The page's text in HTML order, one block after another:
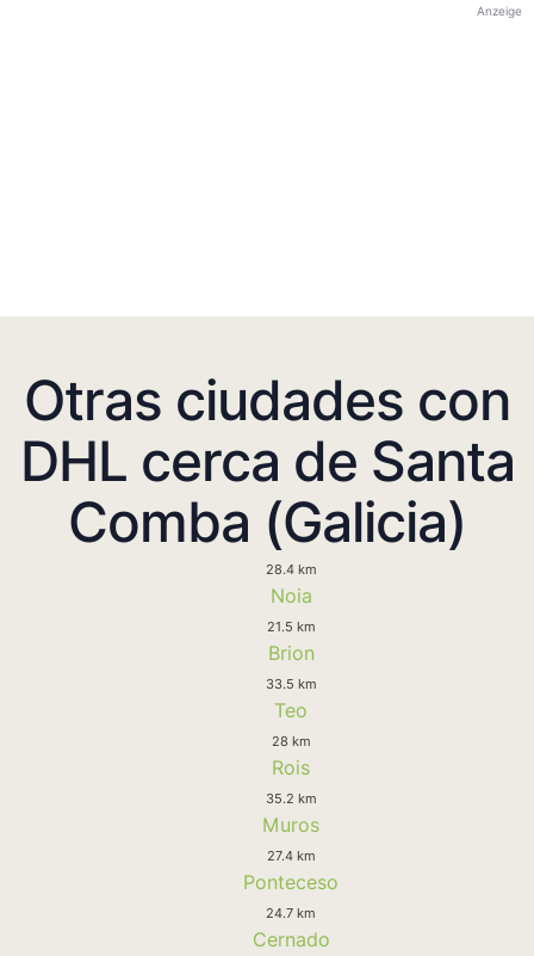
Anzeige
Otras ciudades con
DHL cerca de Santa
Comba (Galicia)
28.4 km
Noia
21.5 km
Brion
33.5 km
Teo
28 km
Rois
35.2 km
Muros
27.4 km
Ponteceso
24.7 km
Cernado